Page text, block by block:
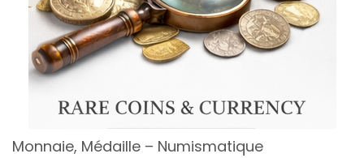
Monnaie, Médaille – Numismatique